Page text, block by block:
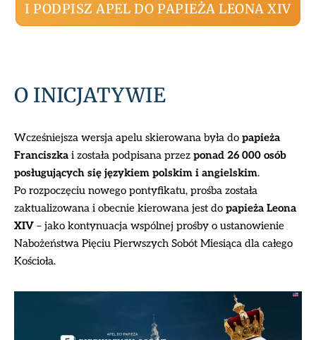
I PODPISZ APEL DO PAPIEŻA LEONA XIV
O INICJATYWIE
Wcześniejsza wersja apelu skierowana była do papieża
Franciszka i została podpisana przez ponad 26 000 osób
posługujących się językiem polskim i angielskim.
Po rozpoczęciu nowego pontyfikatu, prośba została
zaktualizowana i obecnie kierowana jest do papieża Leona
XIV – jako kontynuacja wspólnej prośby o ustanowienie
Nabożeństwa Pięciu Pierwszych Sobót Miesiąca dla całego
Kościoła.